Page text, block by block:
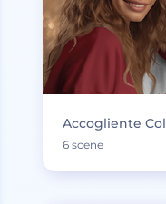
Accogliente
6 scene